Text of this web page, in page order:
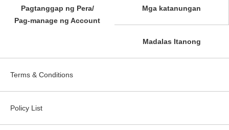
Pagtanggap ng Pera/
Pag-manage ng Account
Mga katanungan
Madalas Itanong
Terms & Conditions
Policy List